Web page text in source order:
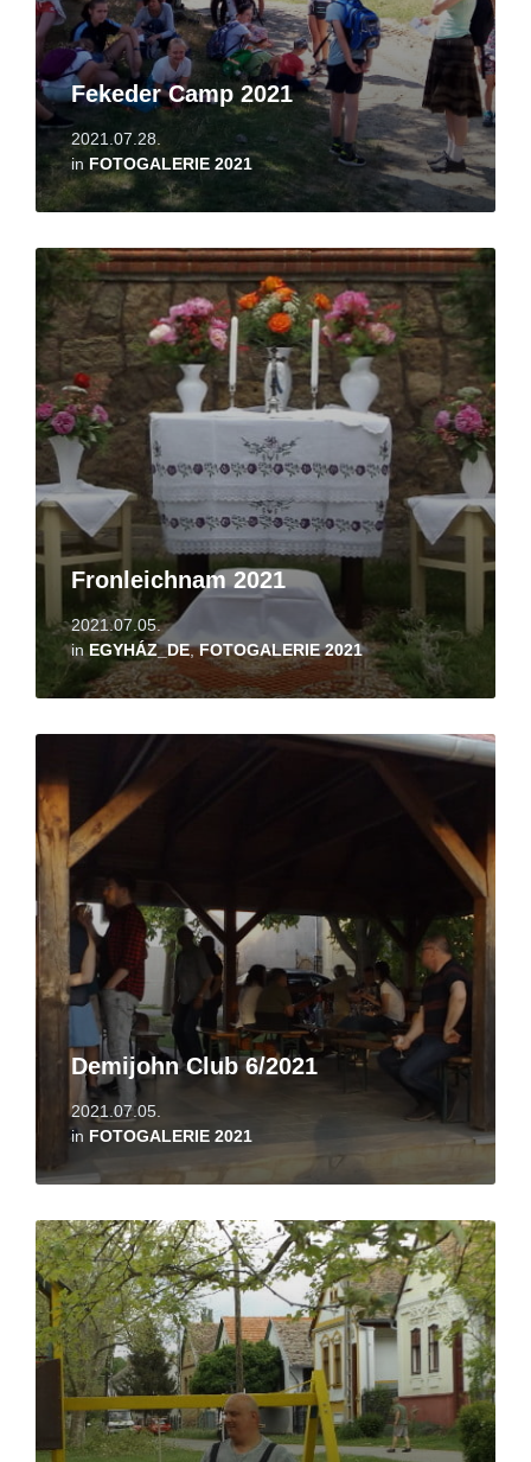
Fekeder Camp 2021
2021.07.28.
in FOTOGALERIE 2021
Fronleichnam 2021
2021.07.05.
inEGYHÁZ_DE,FOTOGALERIE 2021
Read
More
Demijohn Club 6/2021
2021.07.05.
in FOTOGALERIE 2021
Read
Read
More